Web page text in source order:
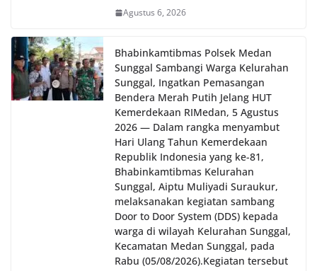
Agustus 6, 2026
Bhabinkamtibmas Polsek Medan
Sunggal Sambangi Warga Kelurahan
Sunggal, Ingatkan Pemasangan
Bendera Merah Putih Jelang HUT
Kemerdekaan RI‎‎Medan, 5 Agustus
2026 — Dalam rangka menyambut
Hari Ulang Tahun Kemerdekaan
Republik Indonesia yang ke-81,
Bhabinkamtibmas Kelurahan
Sunggal, Aiptu Muliyadi Suraukur,
melaksanakan kegiatan sambang
Door to Door System (DDS) kepada
warga di wilayah Kelurahan Sunggal,
Kecamatan Medan Sunggal, pada
Rabu (05/08/2026).‎‎Kegiatan tersebut